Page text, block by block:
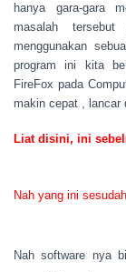
hanya gara-gara
masalah
menggunakan
program ini kita
FireFox pada
makin cepat , lancar
Liat disini, ini
Nah yang ini
Nah software nya